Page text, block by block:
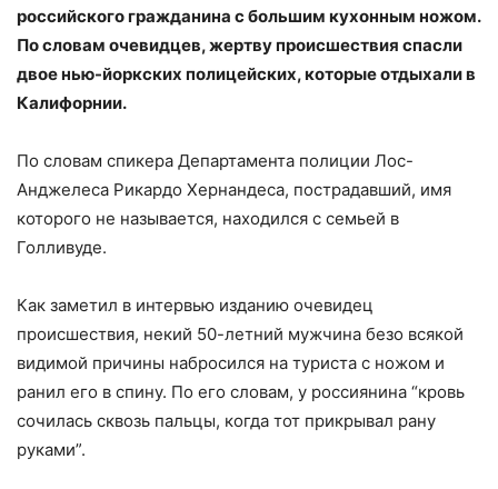
российского гражданина с большим кухонным ножом.
По словам очевидцев, жертву происшествия спасли
двое нью-йоркских полицейских, которые отдыхали в
Калифорнии.
По словам спикера Департамента полиции Лос-
Анджелеса Рикардо Хернандеса, пострадавший, имя
которого не называется, находился с семьей в
Голливуде.
Как заметил в интервью изданию очевидец
происшествия, некий 50-летний мужчина безо всякой
видимой причины набросился на туриста с ножом и
ранил его в спину. По его словам, у россиянина “кровь
сочилась сквозь пальцы, когда тот прикрывал рану
руками”.